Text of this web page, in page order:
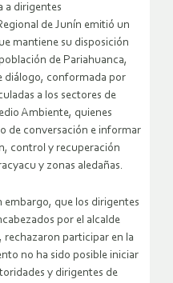
a dirigentes
de Junín emitió un
mantiene su disposición
de Pariahuanca,
diálogo, conformada por
a los sectores de
Ambiente, quienes
de conversación e informar
control y recuperación
y zonas aledañas.
embargo, que los dirigentes
por el alcalde
rechazaron participar en la
no ha sido posible iniciar
y dirigentes de